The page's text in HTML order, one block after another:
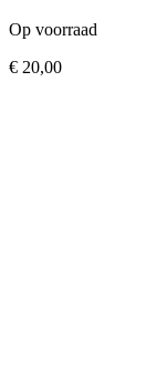
Op voorraad
€ 20,00